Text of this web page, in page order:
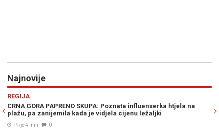
Najnovije
htjela na
"ZA MOJIH 35 GODINA RADA NE PAMTIM DA JE
Ljekar u nevjerici zbog koncentracije alkohola